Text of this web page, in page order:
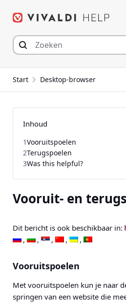
naar
Start Desktop-browser
Vooruit- en
Dit bericht is ook beschikbaar in:
Vooruitspoelen
Met vooruitspoelen kun je naar
springen van een website die
Inhoud
1Vooruitspoelen
2Terugspoelen
3Was this helpful?